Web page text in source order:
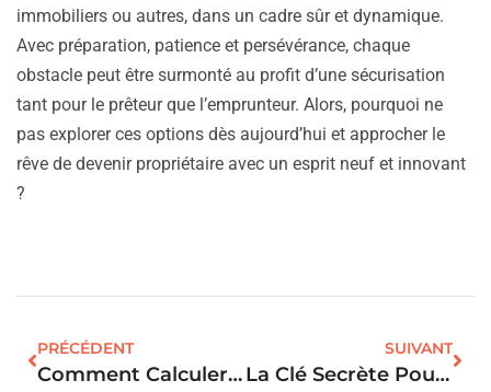
immobiliers ou autres, dans un cadre sûr et dynamique.
Avec préparation, patience et persévérance, chaque
obstacle peut être surmonté au profit d’une sécurisation
tant pour le prêteur que l’emprunteur. Alors, pourquoi ne
pas explorer ces options dès aujourd’hui et approcher le
rêve de devenir propriétaire avec un esprit neuf et innovant
?
PRÉCÉDENT
Comment Calculer Le Capital Restant : L’arme Secrète De L’investisseur Immobilier !
SUIVANT
La Clé Secrète Pour Sécuriser Votre Prêt Immobilier : La Caution Solidaire Dévoilée